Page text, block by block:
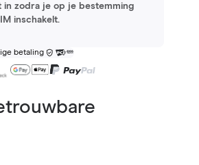
in zodra je op je bestemming
inschakelt.
betaling